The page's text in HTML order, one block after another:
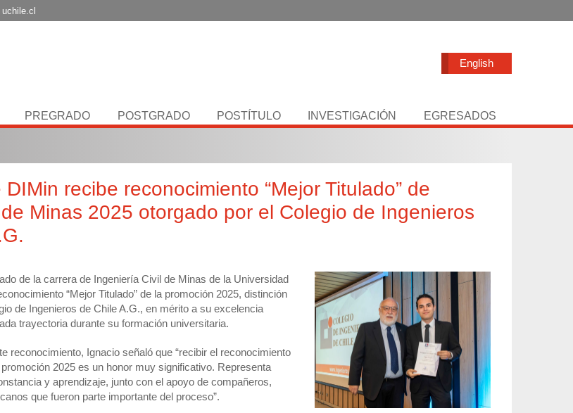
uchile.cl
English
PREGRADO POSTGRADO POSTÍTULO INVESTIGACIÓN EGRESADOS
recibe reconocimiento “Mejor Titulado” de
Minas 2025 otorgado por el Colegio de Ingenieros
de la carrera de Ingeniería Civil de Minas de la Universidad
“Mejor Titulado” de la promoción 2025, distinción
de Ingenieros de Chile A.G., en mérito a su excelencia
trayectoria durante su formación universitaria.
reconocimiento, Ignacio señaló que “recibir el reconocimiento
promoción 2025 es un honor muy significativo. Representa
y aprendizaje, junto con el apoyo de compañeros,
que fueron parte importante del proceso”.